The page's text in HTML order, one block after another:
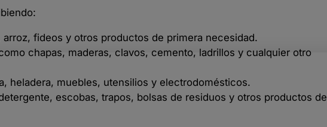
fideos y otros productos de primera necesidad.
chapas, maderas, clavos, cemento, ladrillos y cualquier otro
heladera, muebles, utensilios y electrodomésticos.
escobas, trapos, bolsas de residuos y otros productos de